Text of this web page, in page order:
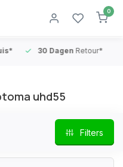
0
30 DagenRetour*
uhd55
Filters